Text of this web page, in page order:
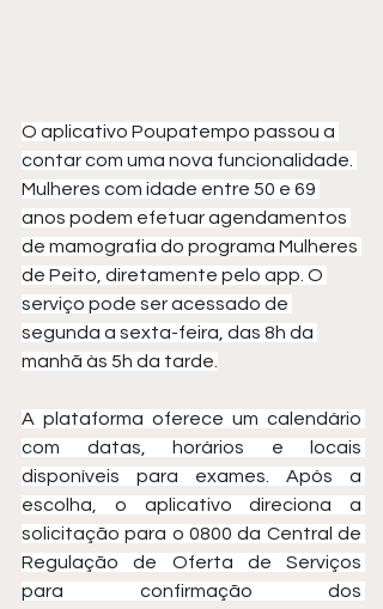
O aplicativo Poupatempo passou a
contar com uma nova funcionalidade.
Mulheres com idade entre 50 e 69
anos podem efetuar agendamentos
de mamografia do programa Mulheres
de Peito, diretamente pelo app. O
serviço pode ser acessado de
segunda a sexta-feira, das 8h da
manhã às 5h da tarde.
A plataforma oferece um calendário
com datas, horários e locais
disponíveis para exames. Após a
escolha, o aplicativo direciona a
solicitação para o 0800 da Central de
Regulação de Oferta de Serviços
para confirmação dos